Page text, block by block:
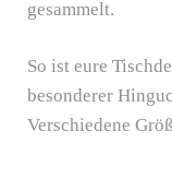
gesammelt.
So ist eure
besonderer
Verschiedene